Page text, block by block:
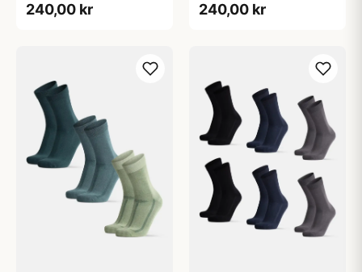
Mørkegrøn | Lysegrøn |
240,00 kr
Mørkegrøn | Lysegrøn |
240,00 kr